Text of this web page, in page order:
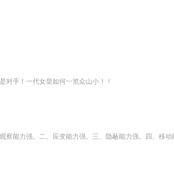
对手！一代女皇如何一览众山小！！